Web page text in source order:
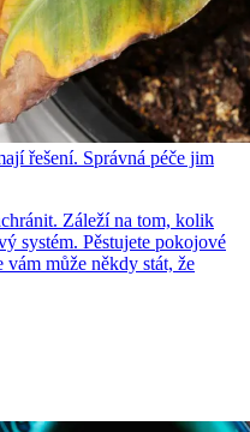
řešení. Správná péče jim
Záleží na tom, kolik
systém. Pěstujete pokojové
vám může někdy stát, že